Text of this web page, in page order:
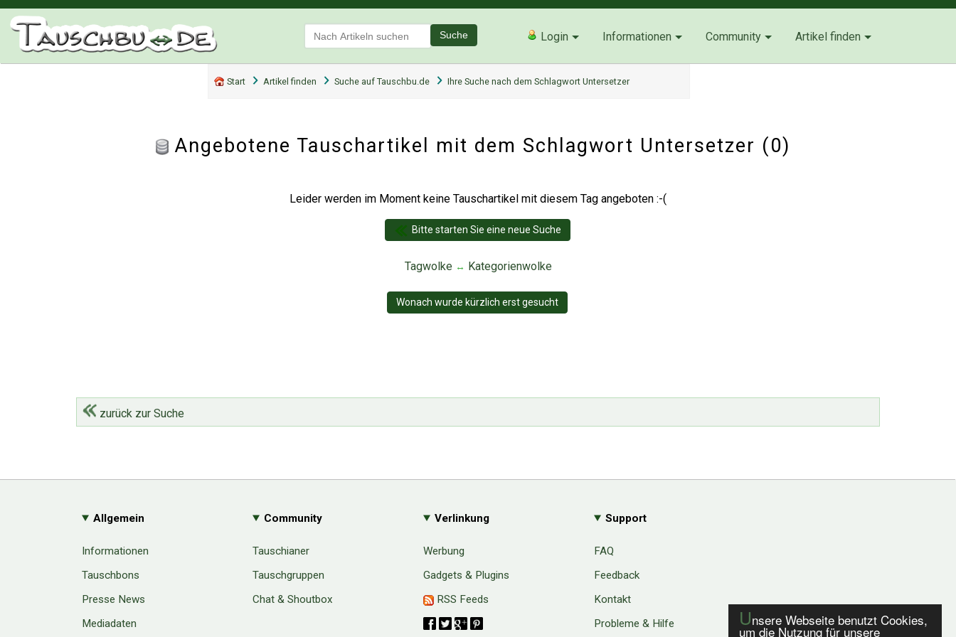
Unsere Webseite benutzt Cookies,
um die Nutzung für unsere
Suche Login Informationen Community Artikel finden
Start Artikel finden Suche auf Tauschbu.de Ihre Suche nach dem Schlagwort Untersetzer
Angebotene Tauschartikel mit dem Schlagwort Untersetzer (0)
Leider werden im Moment keine Tauschartikel mit diesem Tag angeboten :-(
Bitte starten Sie eine neue Suche
Tagwolke ↔ Kategorienwolke
Wonach wurde kürzlich erst gesucht
zurück zur Suche
Allgemein
Informationen
Tauschbons
Presse News
Mediadaten
Community
Tauschianer
Tauschgruppen
Chat & Shoutbox
Verlinkung
Werbung
Gadgets & Plugins
RSS Feeds
Support
FAQ
Feedback
Kontakt
Probleme & Hilfe